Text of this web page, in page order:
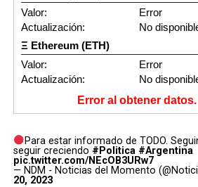
Valor:
Error
Actualización:
No
Ξ Ethereum (ETH)
Valor:
Error
Actualización:
No
Error al obtener datos.
Para estar informado de TODO.
seguir creciendo #Politica #Argentina
pic.twitter.com/NEcOB3URw7
— NDM - Noticias del Momento
20, 2023